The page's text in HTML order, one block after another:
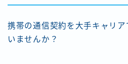
携帯の通信契約を大手キャリ
いませんか？